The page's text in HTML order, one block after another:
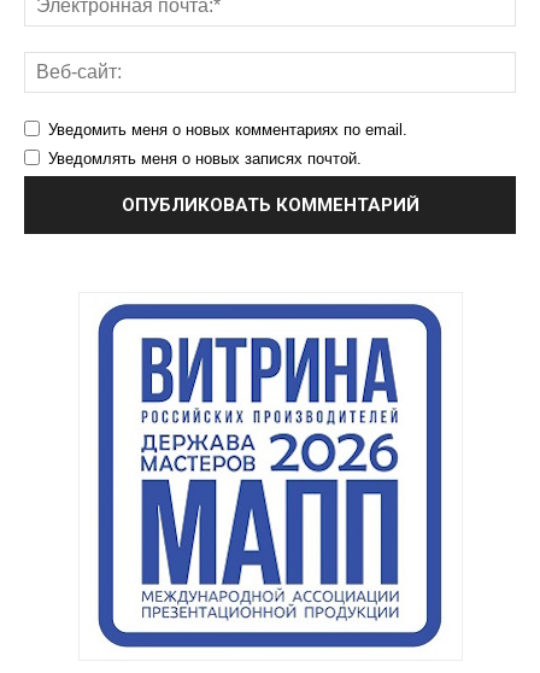
Уведомить меня о новых комментариях по email.
Уведомлять меня о новых записях почтой.